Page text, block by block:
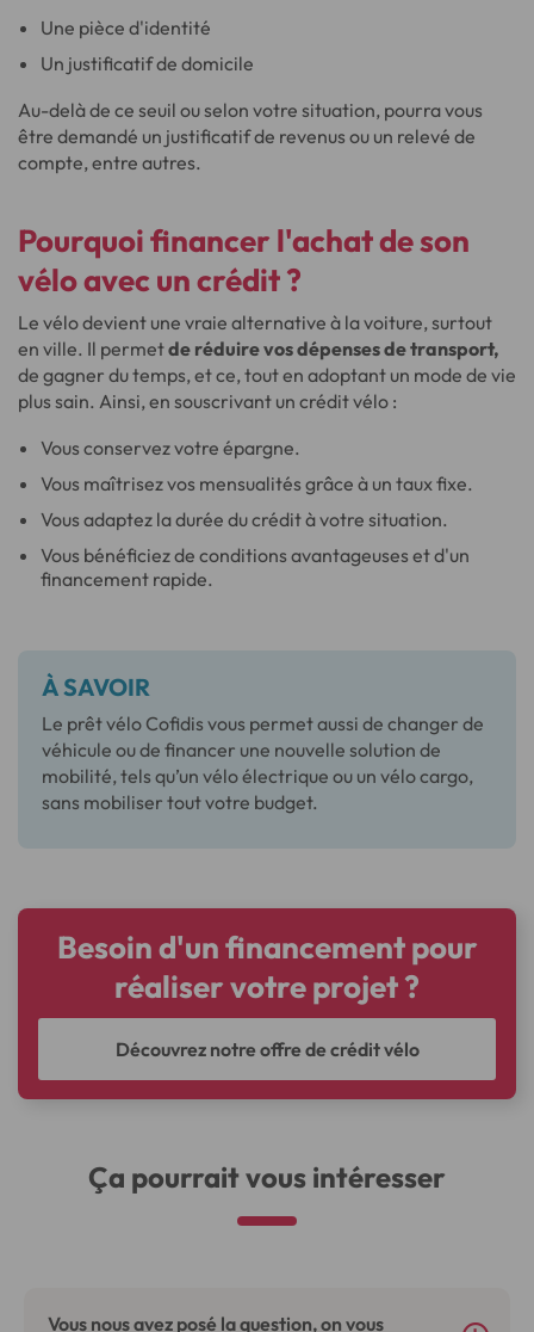
Une pièce d'identité
Un justificatif de domicile
Au-delà de ce seuil ou selon votre situation, pourra vous
être demandé un justificatif de revenus ou un relevé de
compte, entre autres.
Pourquoi financer l'achat de son
vélo avec un crédit ?
Le vélo devient une vraie alternative à la voiture, surtout
en ville. Il permetde réduire vos dépenses de transport,
de gagner du temps, et ce, tout en adoptant un mode de vie
plus sain. Ainsi, en souscrivant un crédit vélo :
Vous conservez votre épargne.
Vous maîtrisez vos mensualités grâce à un taux fixe.
Vous adaptez la durée du crédit à votre situation.
Vous bénéficiez de conditions avantageuses et d'un
financement rapide.
À SAVOIR
Le prêt vélo Cofidis vous permet aussi de changer de
véhicule ou de financer une nouvelle solution de
mobilité, tels qu’un vélo électrique ou un vélo cargo,
sans mobiliser tout votre budget.
Besoin d'un financement pour
réaliser votre projet ?
Découvrez notre offre de crédit vélo
Ça pourrait vous intéresser
Vous nous avez posé la question, on vous